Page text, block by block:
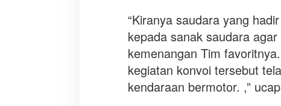
“Kiranya saudara yang
kepada sanak saudara
kemenangan Tim
kegiatan konvoi tersebut
kendaraan bermotor. ,”